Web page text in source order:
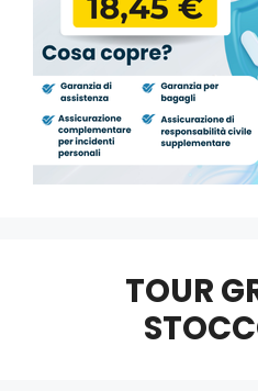
TOUR